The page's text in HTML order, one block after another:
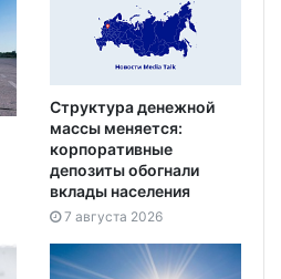
Структура денежной
массы меняется:
корпоративные
депозиты обогнали
вклады населения
7 августа 2026